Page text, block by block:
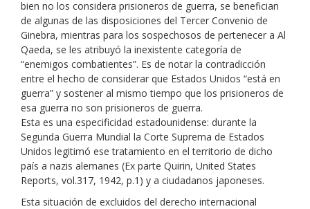
bien no los considera prisioneros de guerra, se benefician
de algunas de las disposiciones del Tercer Convenio de
Ginebra, mientras para los sospechosos de pertenecer a Al
Qaeda, se les atribuyó la inexistente categoría de
“enemigos combatientes”. Es de notar la contradicción
entre el hecho de considerar que Estados Unidos “está en
guerra” y sostener al mismo tiempo que los prisioneros de
esa guerra no son prisioneros de guerra.
Esta es una especificidad estadounidense: durante la
Segunda Guerra Mundial la Corte Suprema de Estados
Unidos legitimó ese tratamiento en el territorio de dicho
país a nazis alemanes (Ex parte Quirin, United States
Reports, vol.317, 1942, p.1) y a ciudadanos japoneses.
Esta situación de excluidos del derecho internacional